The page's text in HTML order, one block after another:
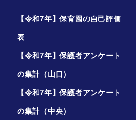
【令和7年】保育園の自己評価
表
【令和7年】保護者アンケート
の集計（山口）
【令和7年】保護者アンケート
の集計（中央）